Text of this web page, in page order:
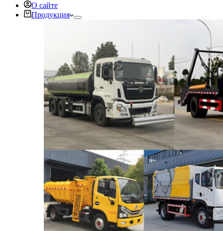
О сайте
Продукция